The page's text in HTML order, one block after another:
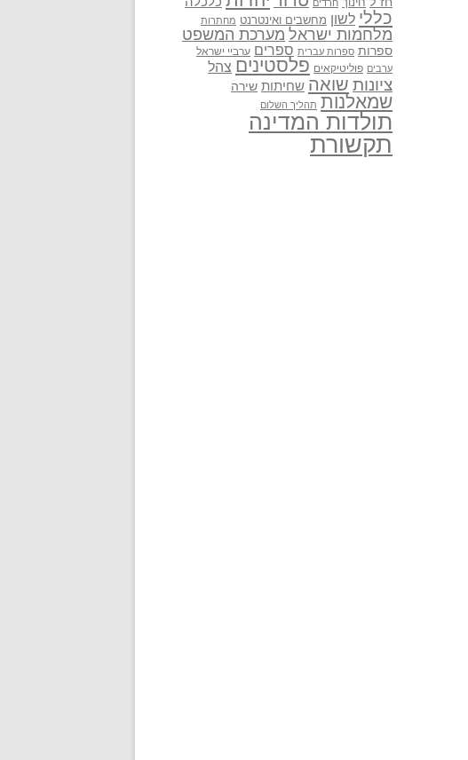
חינוך חרדים
כללי לשון מחשבים ואינטרנט מחתרות
מלחמות ישראל מערכת המשפט
ספרות ספרות עברית ספרים ערביי ישראל
ערבים פוליטיקאים פלסטינים צהל
ציונות שואה שחיתות שירה
שמאלנות תהליך השלום
תולדות המדינה
תקשורת